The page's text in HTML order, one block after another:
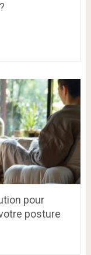
pour
posture